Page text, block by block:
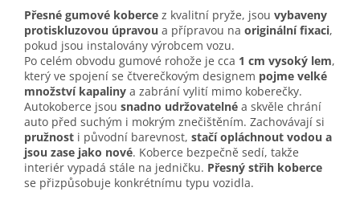
Přesné gumové koberce z kvalitní pryže, jsou vybaveny
protiskluzovou úpravou a přípravou na originální fixaci,
pokud jsou instalovány výrobcem vozu.
Po celém obvodu gumové rohože je cca 1 cm vysoký lem,
který ve spojení se čtverečkovým designem pojme velké
množství kapaliny a zabrání vylití mimo koberečky.
Autokoberce jsou snadno udržovatelné a skvěle chrání
auto před suchým i mokrým znečištěním. Zachovávají si
pružnost i původní barevnost, stačí opláchnout vodou a
jsou zase jako nové. Koberce bezpečně sedí, takže
interiér vypadá stále na jedničku. Přesný střih koberce
se přizpůsobuje konkrétnímu typu vozidla.